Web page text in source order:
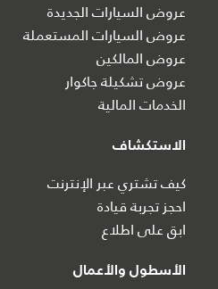
عروض السيارات الجديدة
عروض السيارات المستعملة
عروض المالكين
عروض تشكيلة جاكوار
الخدمات المالية
الاستكشاف
كيف تشتري عبر الإنترنت
احجز تجربة قيادة
ابق على اطلاع
الأسطول والأعمال